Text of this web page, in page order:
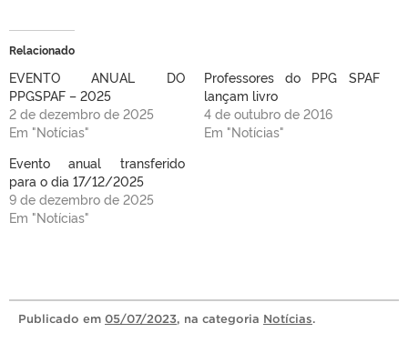
Relacionado
EVENTO ANUAL DO
PPGSPAF – 2025
2 de dezembro de 2025
Em "Notícias"
Professores do PPG SPAF
lançam livro
4 de outubro de 2016
Em "Notícias"
Evento anual transferido
para o dia 17/12/2025
9 de dezembro de 2025
Em "Notícias"
Publicado em 05/07/2023, na categoria Notícias.